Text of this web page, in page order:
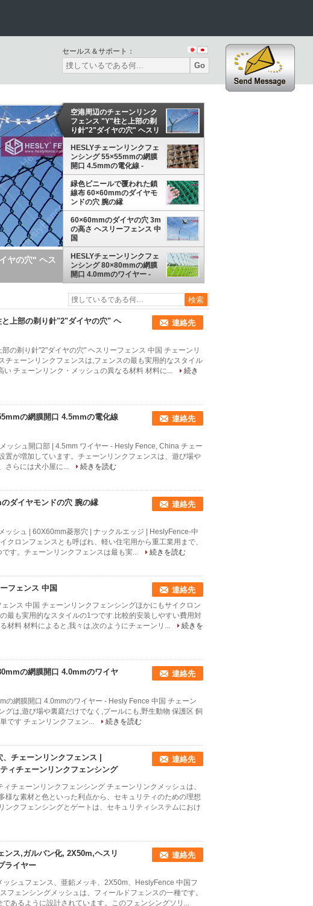
セールス＆サポート：
Go
の電化線 -
空港周辺のチェーンリンク
フェンス "Y"柱と上部の剃
り針"2"ダイヤの穴" ヘスリ
ーフェンス 中国
HESLYチェーンリンクフェ
ンシング 55×55mmの網膜
開口 4.5mmの電化線 -
Hesly Fence,中国
緑色ビニールで覆われた鎖
線布 60×60mmのダイヤモ
ンドの穴 腕の縁
HeslyFence-CHINA
FACTORY
60×60mmのダイヤの穴 3m
の高さ ヘスリーフェンス 中
国
HESLYチェーンリンクフェ
ンシング 80×80mmの網膜
開口 4.0mmのワイヤー -
Hesly Fence 中国
上部の剃り針"2"ダイヤの穴" ヘ
連絡先
の剃り針"2"ダイヤの穴" ヘスリーフェンス 中国 チェーンリ
チェーンリンクフェンスは,フェンスの最も実用的なスタイル
チェーンリンク・メッシュの異なる材料 材料に...
続き
の網膜開口 4.5mmの電化線
連絡先
ッシュ開口部 | 4.5mm ワイヤー - Hesly Fence, China チェー
置が増加しています。チェーンリンクフェンスは、遊び場や
さらには犬小屋に...
続きを読む
ダイヤモンドの穴 腕の縁
連絡先
ッシュ | 60X60mm菱形穴 | ナックルエッジ | HeslyFence-中
クロンフェンスとも呼ばれ、軽い住宅用から重工業用まで、
す。チェーンリンクフェンスは最も実...
続きを読む
フェンス 中国 連絡先
ンス 中国 チェーンリンクフェンシングほかにもサイクロン
最も実用的なスタイルの1つです.比較的安装しやすい費用対
材料 材料によると,我々は,次のようにチェーンリ...
続きを
の網膜開口 4.0mmのワイヤ
連絡先
の網膜開口 4.0mmのワイヤー - Hesly Fence 中国 チェーン
グは,遊び場や裏庭だけでなく,プールにも,野生動物 保護区 飼
です チェンリンクフェン...
続きを読む
チェーンリンクフェンス |
ィチェーンリンクフェンシング
連絡先
チェーンリンクフェンシング チェーンリンクメッシュは、
様な素材と色といった利点から、セキュリティのための理想
ンクフェンシングとゲートは、セキュリティシステムにおけ
ンス,ガルバン化, 2X50m,ヘスリ
ライヤー
連絡先
シュフェンス、亜鉛メッキ、2X50m、HeslyFence 中国フ
フェンシングメッシュは、フィールドフェンスの一種です。
であるように設計されています。このフェンシングソリ...